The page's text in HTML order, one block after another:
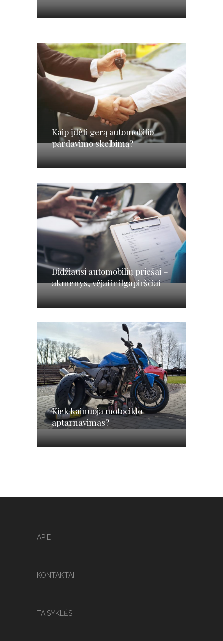
Kaip įdėti gerą automobilio
pardavimo skelbimą?
Didžiausi automobilių priešai –
akmenys, vėjai ir ilgapirščiai
Kiek kainuoja motociklo
aptarnavimas?
APIE
KONTAKTAI
TAISYKLĖS